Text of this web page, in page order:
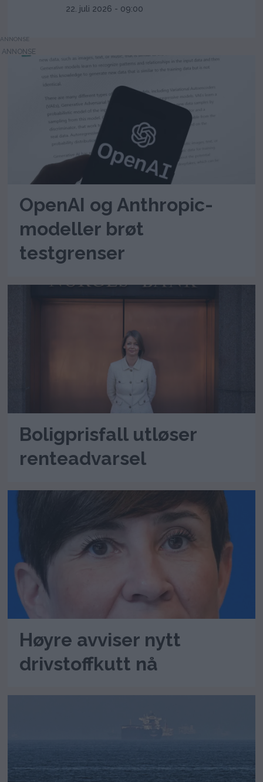
22. juli 2026 - 09:00
ANNONSE
OpenAI og Anthropic-
modeller brøt
testgrenser
Boligprisfall utløser
renteadvarsel
Høyre avviser nytt
drivstoffkutt nå